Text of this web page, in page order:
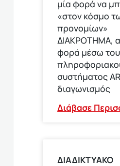
μία φορά να
«στον κόσμο
προνομίων»
ΔΙΑΚΡΟΤΗΜΑ,
φορά μέσω του
συστήματος
διαγωνισμός
Διάβασε
ΔΙΑΔΙΚΤΥΑΚΟ